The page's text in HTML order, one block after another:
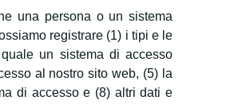
una persona o un sistema
registrare (1) i tipi e le
un sistema di accesso
al nostro sito web, (5) la
di accesso e (8) altri dati e